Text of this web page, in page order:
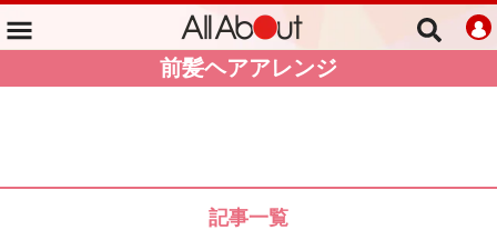
前髪ヘアアレンジ
記事一覧